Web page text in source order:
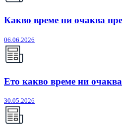
Какво време ни очаква
06.06.2026
Ето какво време ни
30.05.2026